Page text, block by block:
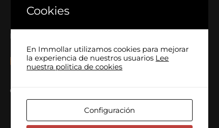
Language
CONTACTA
C/ Can Bruixa, nº42, Barcelona
Cookies
En Immollar utilizamos cookies para mejorar
la experiencia de nuestros usuarios Lee
nuestra politica de cookies
Configuración